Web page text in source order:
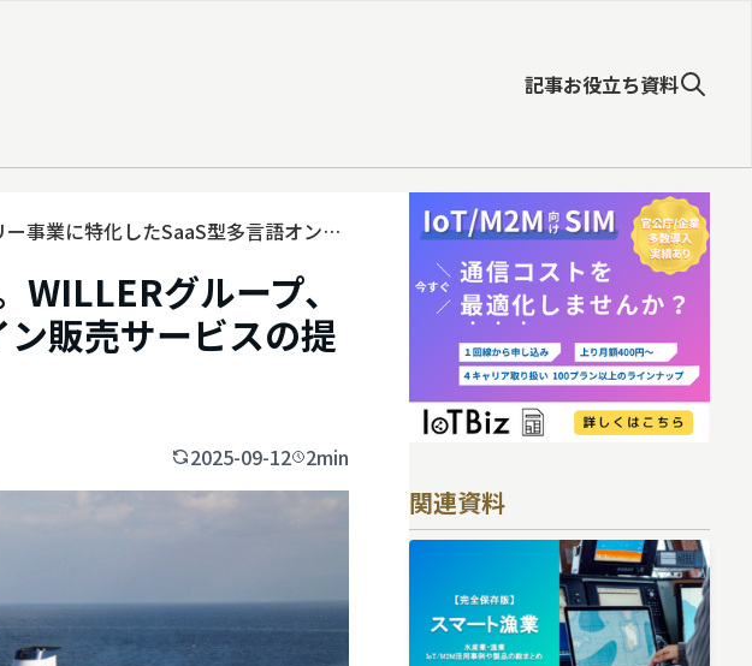
記事お役立ち資料
事業に特化したSaaS型多言語オンラ
グループ、
販売サービスの提
2025-09-12 2min
関連資料